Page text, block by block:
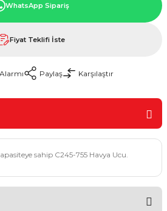
WhatsApp Sipariş
Fiyat Teklifi İste
Paylaş Karşılaştır
sahip C245-755 Havya Ucu.